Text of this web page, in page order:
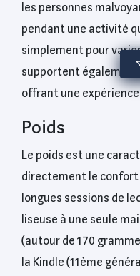
les personnes
pendant une activité
simplement pour
supportent également
offrant une
Poids
Le poids est une
directement le
longues sessions de
liseuse à une seule
(autour de 170
la Kindle (11ème